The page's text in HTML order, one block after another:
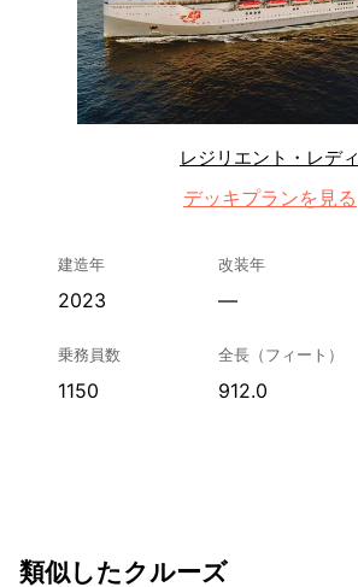
レジリエント・レディ
デッキプランを見る
建造年
2023
改装年
—
乗務員数
1150
全長（フィート）
912.0
類似したクルーズ